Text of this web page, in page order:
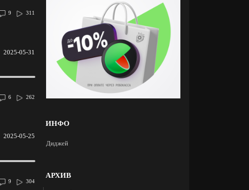
311
9
2025-05-31
262
6
2025-05-25
304
9
ИНФО
Диджей
АРХИВ